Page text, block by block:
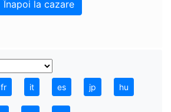
Înapoi la cazare
fr it es jp hu